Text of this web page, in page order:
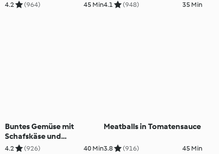
4.2 (964) 45 Min4.1 (948) 35 Min
Buntes Gemüse mit
Schafskäse und
Tomatenreis
4.2 (926) 40 Min
Meatballs in Tomatensauce
3.8 (916) 45 Min